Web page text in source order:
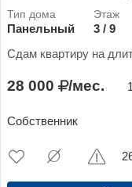
Панельный 3 / 9
Сдам квартиру на
28 000 /мес.
Собственник